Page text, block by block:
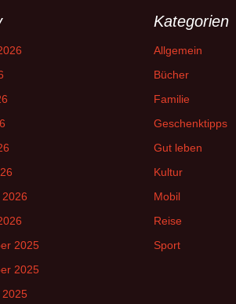
2025
2025
2025
Kategorien
Allgemein
Bücher
Familie
Geschenktipps
Gut leben
Kultur
Mobil
Reise
Sport